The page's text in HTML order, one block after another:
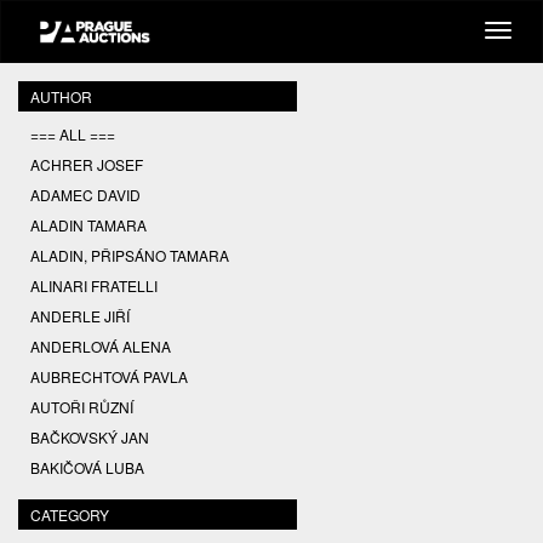
AUTHOR
=== ALL ===
ACHRER JOSEF
ADAMEC DAVID
ALADIN TAMARA
ALADIN, PŘIPSÁNO TAMARA
ALINARI FRATELLI
ANDERLE JIŘÍ
ANDERLOVÁ ALENA
AUBRECHTOVÁ PAVLA
AUTOŘI RŮZNÍ
BAČKOVSKÝ JAN
BAKIČOVÁ LUBA
BALCAR JIŘÍ
BALCAR KAREL
CATEGORY